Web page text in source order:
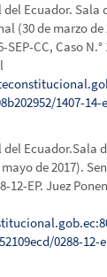
Ecuador. Sala
(30 de marzo de
CC, Caso N.°
1407-14-
Ecuador.Sala
de 2017).
12-EP. Juez
0288-12-